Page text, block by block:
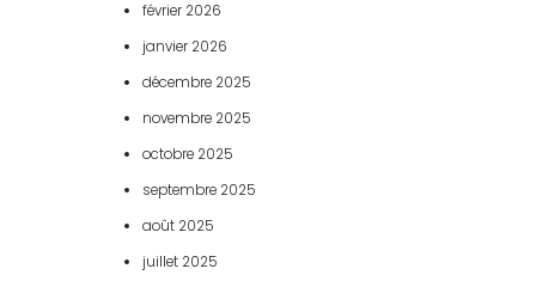
février 2026
janvier 2026
décembre 2025
novembre 2025
octobre 2025
septembre 2025
août 2025
juillet 2025